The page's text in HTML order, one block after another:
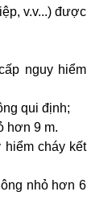
v.v...) được
nguy hiểm
qui định;
hơn 9 m.
cháy kết
nhỏ hơn 6